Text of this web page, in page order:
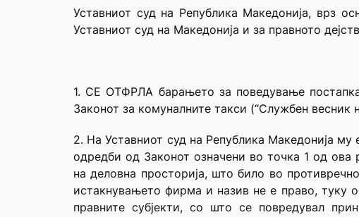
Уставниот суд на Република Македонија, врз
Уставниот суд на Македонија и за правното
1. СЕ ОТФРЛА барањето за поведување
Законот за комуналните такси (“Службен
2. На Уставниот суд на Република Македонија
одредби од Законот означени во точка 1 од
на деловна просторија, што било во
истакнувањето фирма и назив не е право, туку
правните субјекти, со што се повредувал